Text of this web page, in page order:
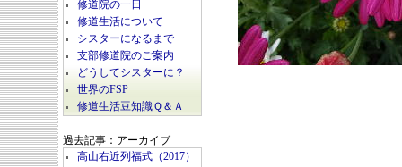
修道院の一日
修道生活について
シスターになるまで
支部修道院のご案内
どうしてシスターに？
世界のFSP
修道生活豆知識Ｑ＆Ａ
過去記事：アーカイブ
高山右近列福式（2017）